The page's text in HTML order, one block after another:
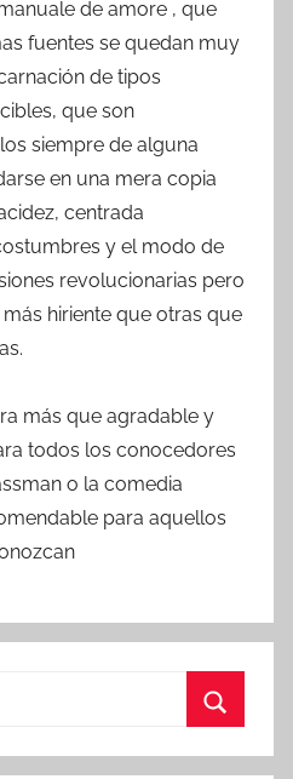
de amore , que
fuentes se quedan muy
de tipos
que son
siempre de alguna
en una mera copia
centrada
y el modo de
revolucionarias pero
hiriente que otras que
más que agradable y
todos los conocedores
o la comedia
para aquellos